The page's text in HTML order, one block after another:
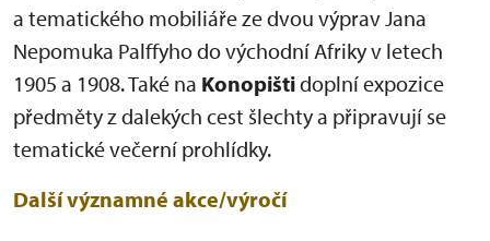
a tematického mobiliáře ze dvou výprav Jana
Nepomuka Palffyho do východní Afriky v letech
1905 a 1908. Také na Konopištidoplní expozice
předměty z dalekých cest šlechty a připravují se
tematické večerní prohlídky.
Další významné akce/výročí